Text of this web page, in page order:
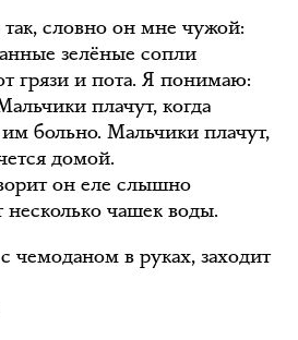
словно он мне чужой:
зелёные сопли
грязи и пота. Я понимаю:
плачут, когда
больно. Мальчики плачут,
домой.
он еле слышно
чашек воды.
чемоданом в руках, заходит